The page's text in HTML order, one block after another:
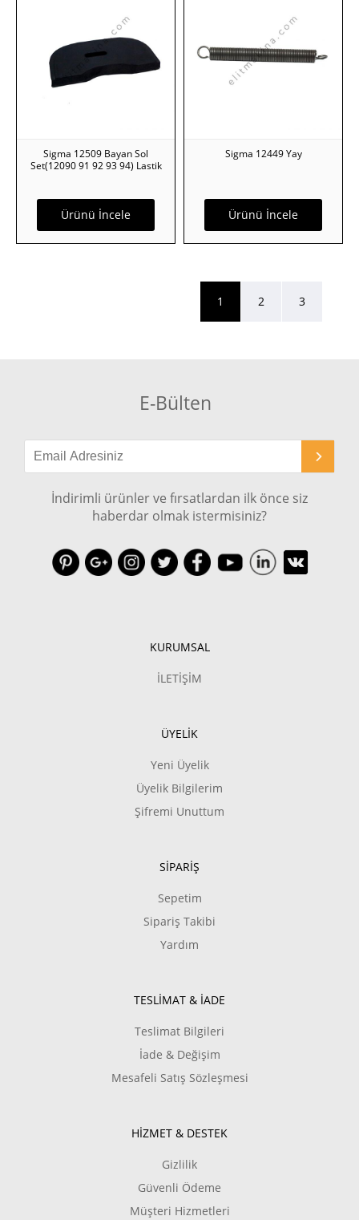
Ürünü İncele
Sigma 12509 Bayan Sol
Set(12090 91 92 93 94) Lastik
Ürünü İncele
Sigma 12449 Yay
1 2 3
E-Bülten
İndirimli ürünler ve fırsatlardan ilk önce siz
haberdar olmak istermisiniz?
KURUMSAL
İLETİŞİM
ÜYELİK
Yeni Üyelik
Üyelik Bilgilerim
Şifremi Unuttum
SİPARİŞ
Sepetim
Sipariş Takibi
Yardım
TESLİMAT & İADE
Teslimat Bilgileri
İade & Değişim
Mesafeli Satış Sözleşmesi
HİZMET & DESTEK
Gizlilik
Güvenli Ödeme
Müşteri Hizmetleri